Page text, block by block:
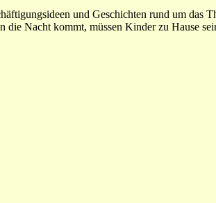
und Geschichten rund um das
Nacht kommt, müssen Kinder zu Hause